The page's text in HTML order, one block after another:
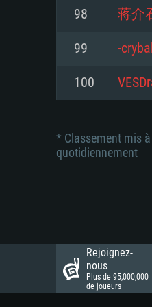
Disque dur:
Disque dur:
Disque dur:
98 蒋介
99 -
100
* Classement mis
quotidiennement
Rejoignez-
nous
Plus de 95,000,000
de joueurs